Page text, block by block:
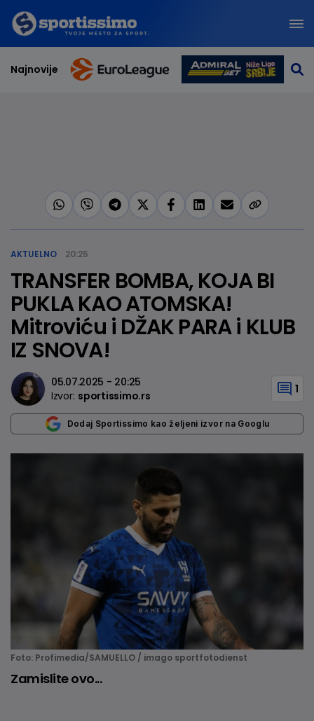
Najnovije
AKTUELNO 20:25
TRANSFER BOMBA, KOJA BI
PUKLA KAO ATOMSKA!
Mitroviću i DŽAK PARA i KLUB
IZ SNOVA!
05.07.2025 - 20:25
Izvor: sportissimo.rs 1
Dodaj Sportissimo kao željeni izvor na Googlu
Foto: Profimedia/SAMUELLO / imago sportfotodienst
Zamislite ovo...